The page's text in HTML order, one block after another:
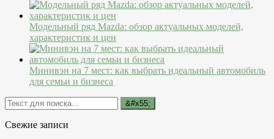
Модельный ряд Mazda: обзор актуальных моделей,
характеристик и цен
Минивэн на 7 мест: как выбрать идеальный автомобиль
для семьи и бизнеса
Свежие записи